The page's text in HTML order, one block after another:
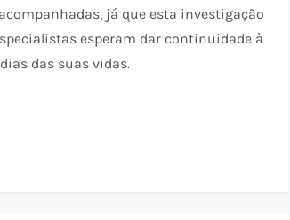
já que esta investigação
esperam dar continuidade à
das suas vidas.